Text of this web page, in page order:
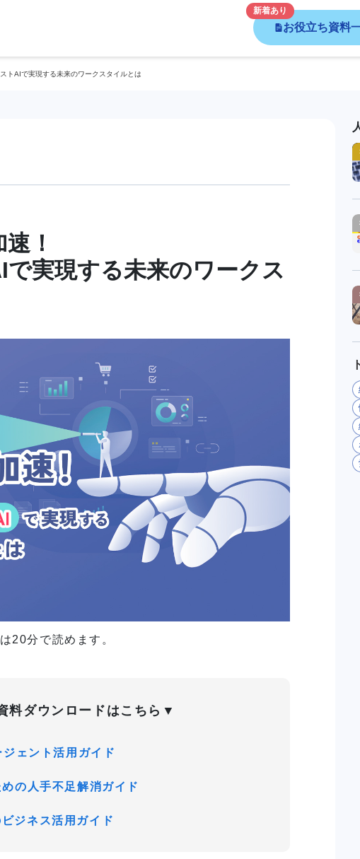
お役立ち資料
新着あり
トAIで実現する未来のワークスタイルとは
！
実現する未来のワークス
20分で読めます。
料ダウンロードはこちら ▼
ェント活用ガイド
の人手不足解消ガイド
ジネス活用ガイド